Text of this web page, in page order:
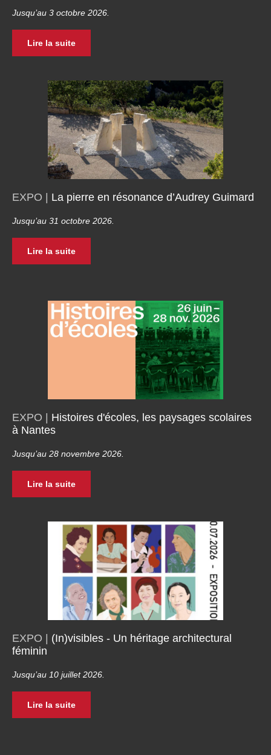
Jusqu’au 3 octobre 2026.
Lire la suite
EXPO | La pierre en résonance d’Audrey Guimard
Jusqu’au 31 octobre 2026.
Lire la suite
EXPO | Histoires d'écoles, les paysages scolaires
à Nantes
Jusqu’au 28 novembre 2026.
Lire la suite
EXPO | (In)visibles - Un héritage architectural
féminin
Jusqu’au 10 juillet 2026.
Lire la suite